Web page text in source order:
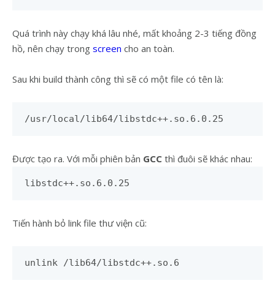
Quá trình này chạy khá lâu nhé, mất khoảng 2-3 tiếng đồng
hồ, nên chạy trong screen cho an toàn.
Sau khi build thành công thì sẽ có một file có tên là:
/usr/local/lib64/libstdc++.so.6.0.25
Được tạo ra. Với mỗi phiên bản GCC thì đuôi sẽ khác nhau:
libstdc++.so.6.0.25
Tiến hành bỏ link file thư viện cũ:
unlink /lib64/libstdc++.so.6